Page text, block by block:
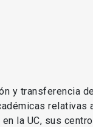
y transferencia
relativas
la UC, sus